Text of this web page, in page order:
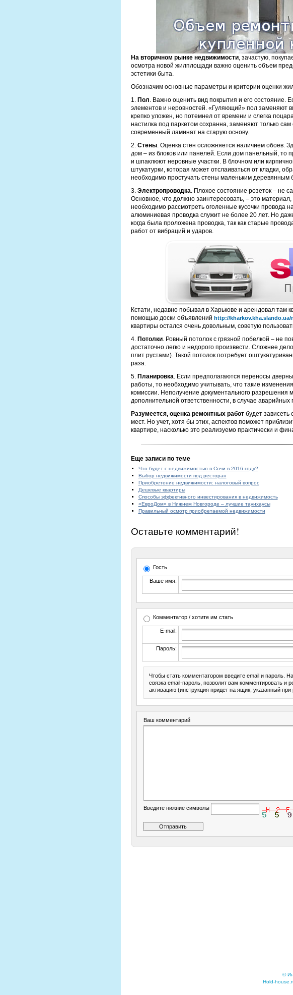
На вторичном рынке недвижимости, зачастую,
осмотра новой жилплощади важно оценить объем
эстетики быта.
Обозначим основные параметры и критерии оценки
1. Пол. Важно оценить вид покрытия и его состояние.
элементов и неровностей. «Гуляющий» пол заменяют
крепко уложен, но потемнел от времени и слегка
настилка под паркетом сохранна, заменяют только
современный ламинат на старую основу.
2. Стены. Оценка стен осложняется наличием обоев.
дом – из блоков или панелей. Если дом панельный, то
и шпаклюют неровные участки. В блочном или
штукатурки, которая может отслаиваться от кладки,
необходимо простучать стены маленьким деревянным
3. Электропроводка. Плохое состояние розеток – не
Основное, что должно заинтересовать, – это
необходимо рассмотреть оголенные кусочки провода
алюминиевая проводка служит не более 20 лет. Но
когда была проложена проводка, так как старые
работ от вибраций и ударов.
Кстати, недавно побывал в Харькове и арендовал там
помощью доски объявлений http://
квартиры остался очень довольным, советую
4. Потолки. Ровный потолок с грязной побелкой – не
достаточно легко и недорого произвести. Сложнее
плит рустами). Такой потолок потребует
раза.
5. Планировка. Если предполагаются переносы
работы, то необходимо учитывать, что такие
комиссии. Неполучение документального разрешения
дополнительной ответственности, в случае аварийных
Разумеется, оценка ремонтных работбудет зависеть
мест. Но учет, хотя бы этих, аспектов поможет
квартире, насколько это реализуемо практически и
Еще записи по теме
Что будет с недвижимостью в Сочи в 2016 году?
Выбор недвижимости под ресторан
Приобретение недвижимости: налоговый вопрос
Дешевые квартиры
Способы эффективного инвестирования в недвижимость
«ЕвроДом» в Нижнем Новгороде – лучшие таунхаусы
Правильный осмотр приобретаемой недвижимости
Оставьте комментарий!
Гость
Ваше имя:
Комментатор / хотите им стать
E-mail:
Пароль:
Чтобы стать комментатором введите email и
связка email-пароль, позволит вам комментировать и
активацию (инструкция придет на ящик, указанный при
Ваш комментарий
Введите нижние символы
©
Hold-